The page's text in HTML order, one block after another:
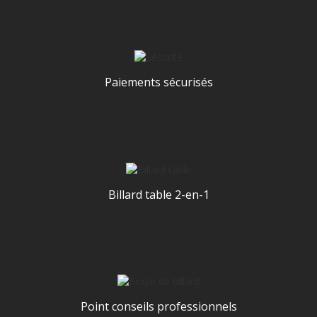
Paiements sécurisés
Billard table 2-en-1
Point conseils professionnels